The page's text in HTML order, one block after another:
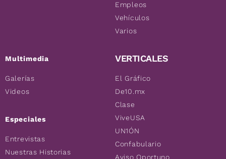
Multimedia
Galerías
Videos
Especiales
Entrevistas
Nuestras Historias
Empleos
Vehículos
Varios
VERTICALES
El Gráfico
De10.mx
Clase
ViveUSA
UN1ÓN
Confabulario
Aviso Oportuno